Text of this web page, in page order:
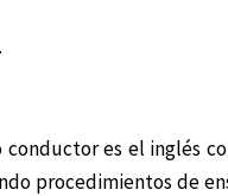
es el inglés
procedimientos de